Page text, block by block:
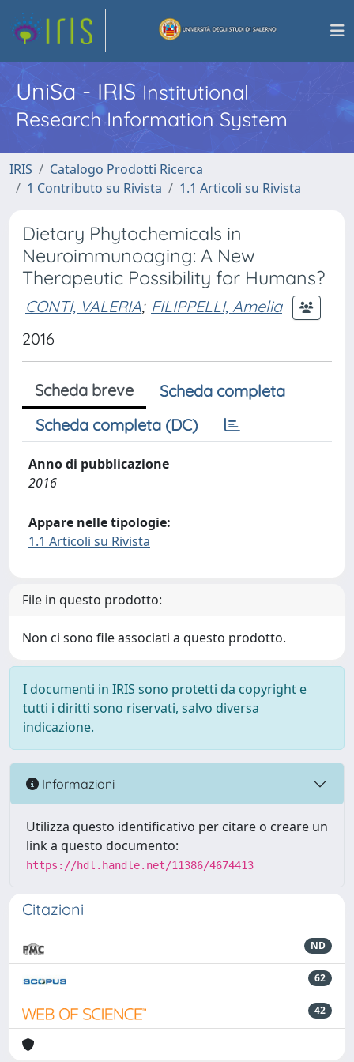
UniSa - IRISInstitutional
Research Information System
IRIS
Catalogo Prodotti Ricerca
1 Contributo su Rivista
1.1 Articoli su Rivista
Dietary Phytochemicals in
Neuroimmunoaging: A New
Therapeutic Possibility for Humans?
CONTI, VALERIA; FILIPPELLI, Amelia
2016
Scheda breve
Scheda completa
Scheda completa (DC)
Anno di pubblicazione
2016
Appare nelle tipologie:
1.1 Articoli su Rivista
File in questo prodotto:
Non ci sono file associati a questo prodotto.
I documenti in IRIS sono protetti da copyright e
tutti i diritti sono riservati, salvo diversa
indicazione.
Informazioni
Utilizza questo identificativo per citare o creare un
link a questo documento:
https://hdl.handle.net/11386/4674413
Citazioni
ND
62
42